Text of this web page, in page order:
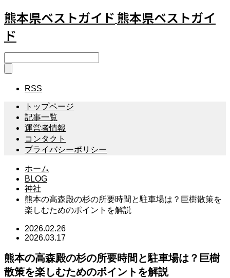
熊本県ベストガイド 熊本県ベストガイ
ド
RSS
トップページ
記事一覧
運営者情報
コンタクト
プライバシーポリシー
ホーム
BLOG
神社
熊本の高森殿の杉の所要時間と駐車場は？巨樹散策を
楽しむためのポイントを解説
2026.02.26
2026.03.17
熊本の高森殿の杉の所要時間と駐車場は？巨樹
散策を楽しむためのポイントを解説